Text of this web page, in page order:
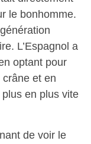
le bonhomme.
L’Espagnol a
optant pour
et en
en plus vite
de voir le